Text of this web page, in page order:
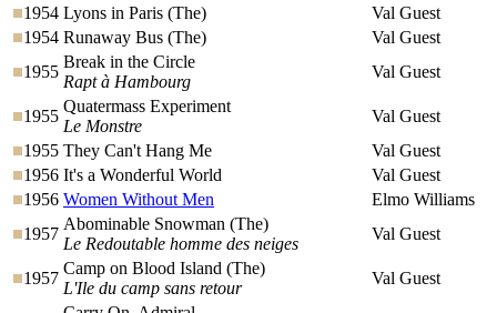
1954 Lyons in Paris (The)
Val Guest
1954 Runaway Bus (The)
Val Guest
1955
Break in the Circle
Rapt à Hambourg
Val Guest
1955
Quatermass Experiment
Le Monstre
Val Guest
1955 They Can't Hang Me
Val Guest
1956 It's a Wonderful World
Val Guest
1956 Women Without Men
Elmo Williams
1957
Abominable Snowman (The)
Le Redoutable homme des neiges
Val Guest
1957
Camp on Blood Island (The)
L'Ile du camp sans retour
Val Guest